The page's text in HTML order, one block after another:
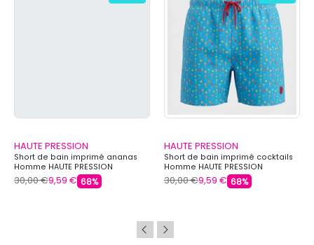
HAUTE PRESSION
Short de bain imprimé ananas
Homme HAUTE PRESSION
30,00 €9,59 € 68%
HAUTE PRESSION
Short de bain imprimé cocktails
Homme HAUTE PRESSION
30,00 €9,59 € 68%